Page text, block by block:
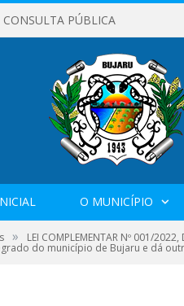
CONSULTA PÚBLICA
O MUNICÍPIO
» LEI COMPLEMENTAR Nº 001/
do município de Bujaru e dá